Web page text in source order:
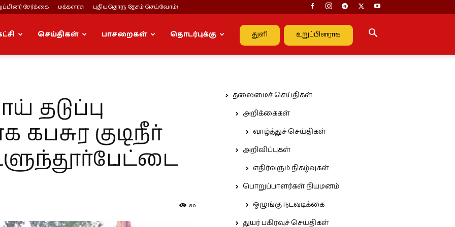
சேர்க்கை மக்களரசு புதியதொரு தேசம் செய்வோம்!
துளி உறுப்பினராக
செய்திகள் பாசறைகள் தொடர்புக்கு
குடிநீர்
80
தலைமைச் செய்திகள்
அறிக்கைகள்
வாழ்த்துச் செய்திகள்
அறிவிப்புகள்
எதிர்வரும் நிகழ்வுகள்
பொறுப்பாளர்கள் நியமனம்
ஒழுங்கு நடவடிக்கை
துயர் பகிர்வுச் செய்திகள்